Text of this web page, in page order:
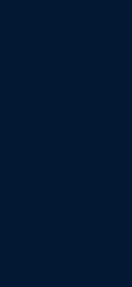
くこともできま
日 6:00 ～
ービス、エクス
ース、会議室な
ルサービス (24